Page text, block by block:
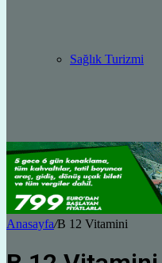
Sağlık Turizmi
Anasayfa/B 12 Vitamini